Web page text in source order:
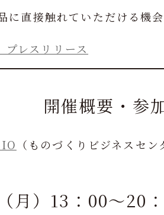
直接触れていただける機
レスリリース
開催概要・参
（ものづくりビジネスセ
月）13：00～20